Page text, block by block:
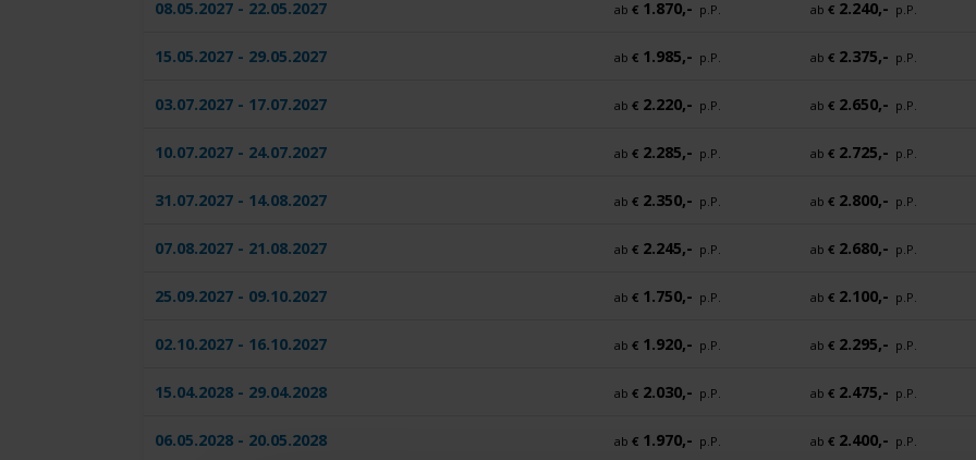
08.05.2027 - 22.05.2027 ab € 1.870,- p.P. ab € 2.240,- p.P.
15.05.2027 - 29.05.2027 ab € 1.985,- p.P. ab € 2.375,- p.P.
03.07.2027 - 17.07.2027 ab € 2.220,- p.P. ab € 2.650,- p.P.
10.07.2027 - 24.07.2027 ab € 2.285,- p.P. ab € 2.725,- p.P.
31.07.2027 - 14.08.2027 ab € 2.350,- p.P. ab € 2.800,- p.P.
07.08.2027 - 21.08.2027 ab € 2.245,- p.P. ab € 2.680,- p.P.
25.09.2027 - 09.10.2027 ab € 1.750,- p.P. ab € 2.100,- p.P.
02.10.2027 - 16.10.2027 ab € 1.920,- p.P. ab € 2.295,- p.P.
15.04.2028 - 29.04.2028 ab € 2.030,- p.P. ab € 2.475,- p.P.
06.05.2028 - 20.05.2028 ab € 1.970,- p.P. ab € 2.400,- p.P.